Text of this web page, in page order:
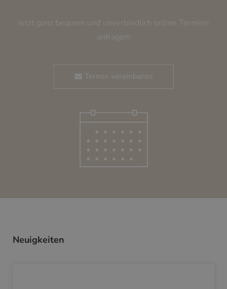
Jetzt ganz bequem und unverbindlich online Termine
anfragen!
Termin vereinbaren
Neuigkeiten